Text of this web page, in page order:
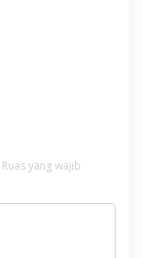
Ruas yang wajib